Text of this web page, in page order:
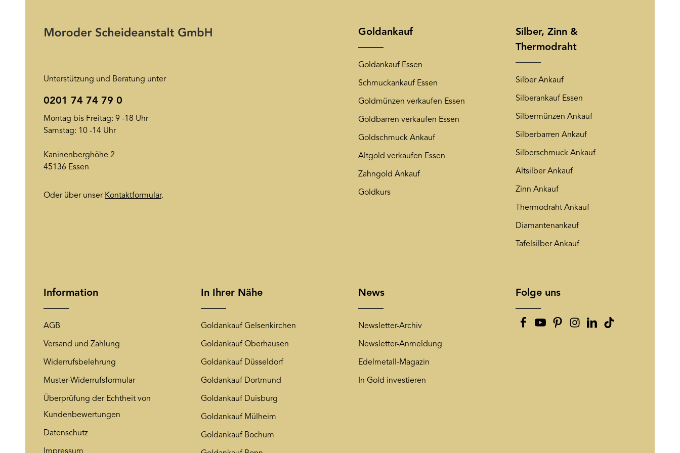
Unterstützung und Beratung unter
0201 74 74 79 0
Montag bis Freitag: 9 -18 Uhr
Samstag: 10 -14 Uhr
Kaninenberghöhe 2
45136 Essen
Oder über unser Kontaktformular.
Goldankauf
Goldankauf Essen
Schmuckankauf Essen
Goldmünzen verkaufen Essen
Goldbarren verkaufen Essen
Goldschmuck Ankauf
Altgold verkaufen Essen
Zahngold Ankauf
Goldkurs
Silber, Zinn &
Thermodraht
Silber Ankauf
Silberankauf Essen
Silbermünzen Ankauf
Silberbarren Ankauf
Silberschmuck Ankauf
Altsilber Ankauf
Zinn Ankauf
Thermodraht Ankauf
Diamantenankauf
Tafelsilber Ankauf
Information
AGB
Versand und Zahlung
Widerrufsbelehrung
Muster-Widerrufsformular
Überprüfung der Echtheit von
Kundenbewertungen
Datenschutz
In Ihrer Nähe
Goldankauf Gelsenkirchen
Goldankauf Oberhausen
Goldankauf Düsseldorf
Goldankauf Dortmund
Goldankauf Duisburg
Goldankauf Mülheim
Goldankauf Bochum
News
Newsletter-Archiv
Newsletter-Anmeldung
Edelmetall-Magazin
In Gold investieren
Folge uns